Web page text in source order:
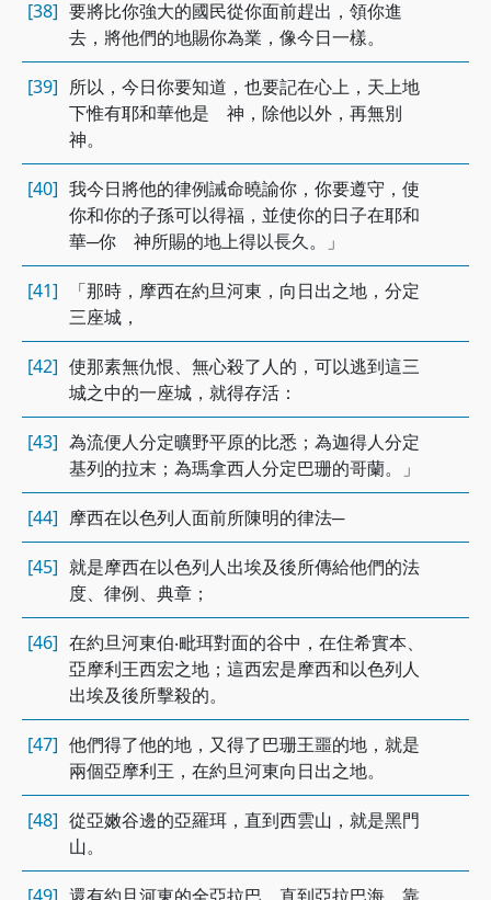
[38] 要將比你強大的國民從你面前趕出，領你進
去，將他們的地賜你為業，像今日一樣。
[39] 所以，今日你要知道，也要記在心上，天上地
下惟有耶和華他是 神，除他以外，再無別
神。
[40] 我今日將他的律例誡命曉諭你，你要遵守，使
你和你的子孫可以得福，並使你的日子在耶和
華─你 神所賜的地上得以長久。」
[41]
「那時，摩西在約旦河東，向日出之地，分定
三座城，
[42] 使那素無仇恨、無心殺了人的，可以逃到這三
城之中的一座城，就得存活：
[43] 為流便人分定曠野平原的比悉；為迦得人分定
基列的拉末；為瑪拿西人分定巴珊的哥蘭。」
[44] 摩西在以色列人面前所陳明的律法─
[45] 就是摩西在以色列人出埃及後所傳給他們的法
度、律例、典章；
[46] 在約旦河東伯‧毗珥對面的谷中，在住希實本、
亞摩利王西宏之地；這西宏是摩西和以色列人
出埃及後所擊殺的。
[47] 他們得了他的地，又得了巴珊王噩的地，就是
兩個亞摩利王，在約旦河東向日出之地。
[48] 從亞嫩谷邊的亞羅珥，直到西雲山，就是黑門
山。